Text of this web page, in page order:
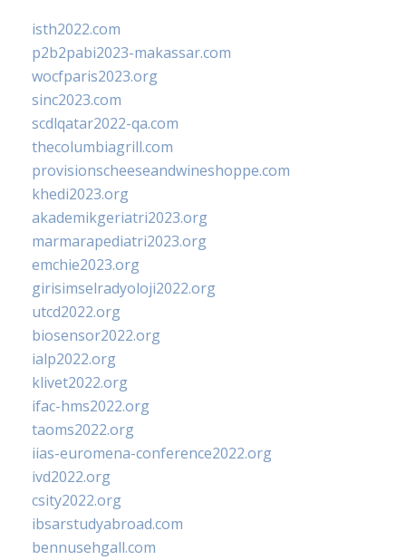
isth2022.com
p2b2pabi2023-makassar.com
wocfparis2023.org
sinc2023.com
scdlqatar2022-qa.com
thecolumbiagrill.com
provisionscheeseandwineshoppe.com
khedi2023.org
akademikgeriatri2023.org
marmarapediatri2023.org
emchie2023.org
girisimselradyoloji2022.org
utcd2022.org
biosensor2022.org
ialp2022.org
klivet2022.org
ifac-hms2022.org
taoms2022.org
iias-euromena-conference2022.org
ivd2022.org
csity2022.org
ibsarstudyabroad.com
bennusehgall.com